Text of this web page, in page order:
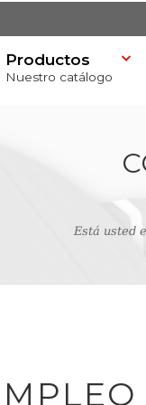
Productos
Nuestro catálogo
Está usted